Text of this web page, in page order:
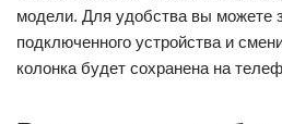
модели. Для удобства вы можете
подключенного устройства и
колонка будет сохранена на